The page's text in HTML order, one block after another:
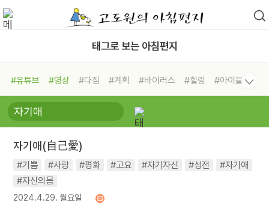
태그로 보는 아침편지
#유튜브 #명상 #다짐 #계획 #바이러스 #힐링
#아이들
#비전캠프
#독서캠프 #삶
#희망
#나눔 #친구 #링컨학교
#독서
#건강 #면역력
자기애(自己愛)
#기쁨 #사랑 #평화 #고요 #자기자신 #성전
#자기애
#자신의몸
2024.4.29. 월요일